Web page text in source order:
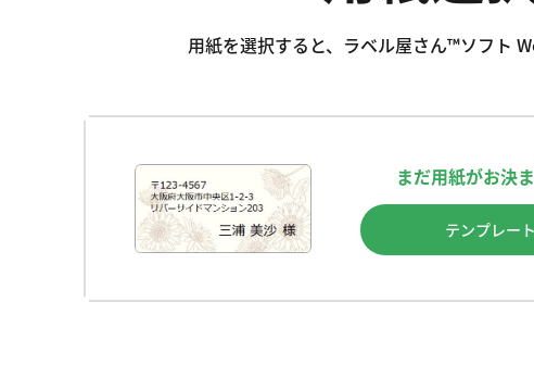
用紙を選択すると、ラベル屋さん™ソフト
まだ用紙がお決
テンプレー